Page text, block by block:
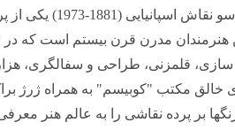
پابلو پیکاسو نقاش
هنرمندان مدرن قرن بیستم است که در
قلمزنی، طراحی و سفالگری،
خالق مکتب "کوبیسم" به همراه ژرژ
بر پرده نقاشی را به عالم هنر